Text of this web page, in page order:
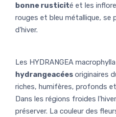
bonne rusticité et les
rouges et bleu métallique,
d'hiver.
Les HYDRANGEA
hydrangeacées originaires
riches, humifères, profonds
Dans les régions froides
préserver. La couleur des